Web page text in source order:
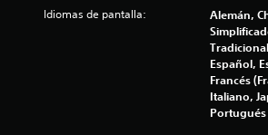
Idiomas de pantalla:
Alemán,
Español,
Francés
Italiano,
Portugués